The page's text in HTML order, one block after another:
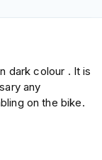
dark colour . It is
any
on the bike.